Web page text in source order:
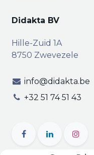
Didakta BV
Hille-Zuid 1A
8750 Zwevezele
info@didakta.be
+32 51 74 51 43